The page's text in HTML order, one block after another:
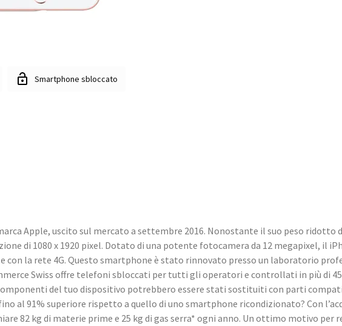
Smartphone sbloccato
Apple, uscito sul mercato a settembre 2016. Nonostante il suo peso ridotto
di 1080 x 1920 pixel. Dotato di una potente fotocamera da 12 megapixel, il
con la rete 4G. Questo smartphone è stato rinnovato presso un laboratorio
Swiss offre telefoni sbloccati per tutti gli operatori e controllati in più di
del tuo dispositivo potrebbero essere stati sostituiti con parti
al 91% superiore rispetto a quello di uno smartphone ricondizionato? Con
82 kg di materie prime e 25 kg di gas serra* ogni anno. Un ottimo motivo per